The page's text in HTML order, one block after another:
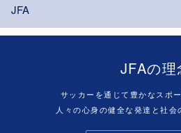
JFA
JFAの理
サッカーを通じて豊かなスポ
人々の心身の健全な発達と社会